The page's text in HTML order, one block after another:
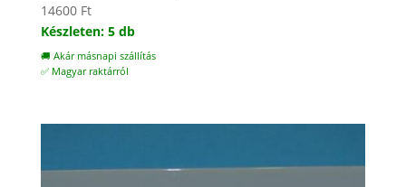
14600 Ft
Készleten: 5 db
🚚 Akár másnapi szállítás
✅ Magyar raktárról